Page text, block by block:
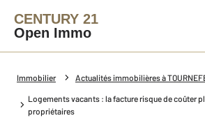
CENTURY 21
Open Immo
Immobilier Actualités immobilières à
Logements vacants : la facture risque de coûter
propriétaires